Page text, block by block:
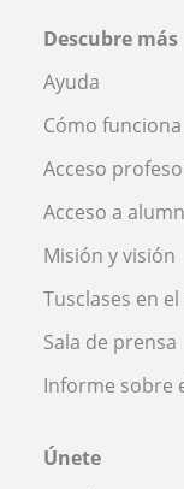
Descubre más
Ayuda
Cómo funciona
Acceso
Acceso a
Misión y visión
Tusclases en
Sala de prensa
Informe sobre
Únete